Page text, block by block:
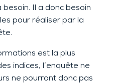
Il a donc besoin
pour réaliser par la
est la plus
indices, l’enquête ne
ne pourront donc pas